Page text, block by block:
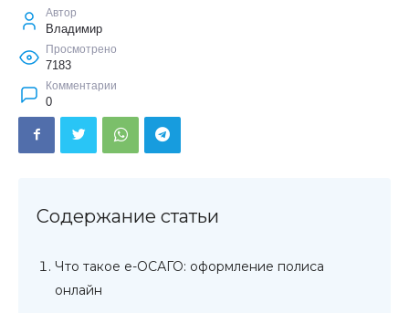
Автор
Владимир
Просмотрено
7183
Комментарии
0
Что такое е-ОСАГО: оформление полиса
онлайн